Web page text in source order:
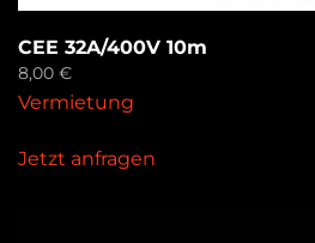
CEE 32A/400V 10m
8,00 €
Vermietung
Jetzt anfragen